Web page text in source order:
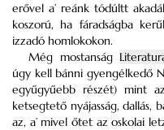
erővel a’ reánk tódúltt
koszorú, ha fáradságba
izzadó homlokokon.
Még mostanság
úgy kell bánni gyengélkedő
egyűgyűebb részét) mint
ketsegtető nyájasság, dallás,
az, a’ mivel őtet az oskolai